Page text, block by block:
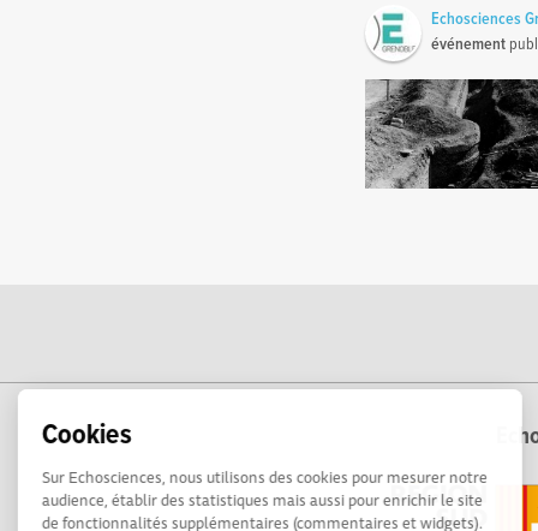
Cookies
Sur Echosciences, nous utilisons des cookies pour mesurer notre
audience, établir des statistiques mais aussi pour enrichir le site
de fonctionnalités supplémentaires (commentaires et widgets).
Echosciences
événement